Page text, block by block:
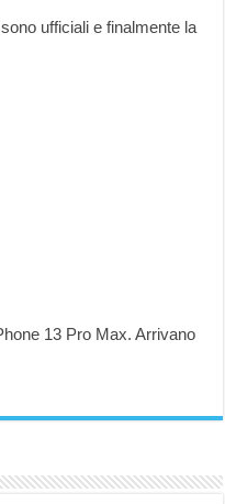
ufficiali e finalmente la
13 Pro Max. Arrivano